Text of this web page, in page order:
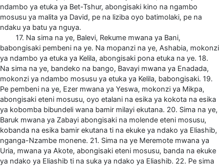
ndambo ya etuka ya Bet-Tshur, abongisaki kino na ngambo
mosusu ya malita ya David, pe na liziba oyo batimolaki, pe na
ndaku ya batu ya nguya.
17. Na sima na ye, Balevi, Rekume mwana ya Bani,
babongisaki pembeni na ye. Na mopanzi na ye, Ashabia, mokonzi
ya ndambo ya etuka ya Kelila, abongisaki pona etuka na ye. 18.
Na sima na ye, bandeko na bango, Bavayi mwana ya Enadada,
mokonzi ya ndambo mosusu ya etuka ya Kelila, babongisaki. 19.
Pe pembeni na ye, Ezer mwana ya Yeswa, mokonzi ya Mikpa,
abongisaki eteni mosusu, oyo etalani na esika ya kokota na esika
ya kobomba bibundeli wana bamir milayi ekutana. 20. Sima na ye,
Baruk mwana ya Zabayi abongisaki na molende eteni mosusu,
kobanda na esika bamir ekutana ti na ekuke ya ndako ya Eliashib,
nganga-Nzambe monene. 21. Sima na ye Meremote mwana ya
Uria, mwana ya Akote, abongisaki eteni mosusu, banda na ekuke
ya ndako ya Eliashib ti na suka ya ndako ya Eliashib. 22. Pe sima